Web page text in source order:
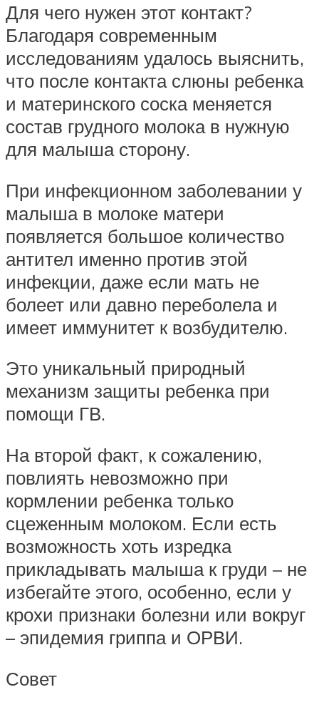
Для чего нужен этот контакт?
Благодаря современным
исследованиям удалось выяснить,
что после контакта слюны ребенка
и материнского соска меняется
состав грудного молока в нужную
для малыша сторону.
При инфекционном заболевании у
малыша в молоке матери
появляется большое количество
антител именно против этой
инфекции, даже если мать не
болеет или давно переболела и
имеет иммунитет к возбудителю.
Это уникальный природный
механизм защиты ребенка при
помощи ГВ.
На второй факт, к сожалению,
повлиять невозможно при
кормлении ребенка только
сцеженным молоком. Если есть
возможность хоть изредка
прикладывать малыша к груди – не
избегайте этого, особенно, если у
крохи признаки болезни или вокруг
– эпидемия гриппа и ОРВИ.
Совет